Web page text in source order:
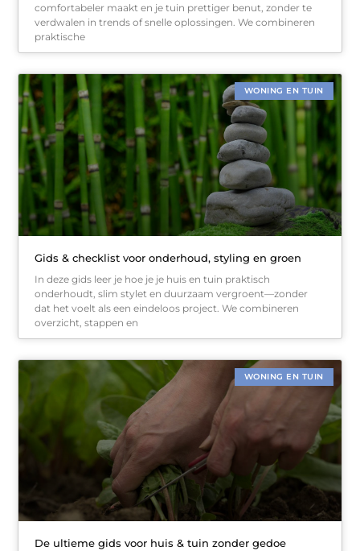
comfortabeler maakt en je tuin prettiger benut, zonder te
verdwalen in trends of snelle oplossingen. We combineren
praktische
WONING EN TUIN
Gids & checklist voor onderhoud, styling en groen
In deze gids leer je hoe je je huis en tuin praktisch
onderhoudt, slim stylet en duurzaam vergroent—zonder
dat het voelt als een eindeloos project. We combineren
overzicht, stappen en
WONING EN TUIN
De ultieme gids voor huis & tuin zonder gedoe